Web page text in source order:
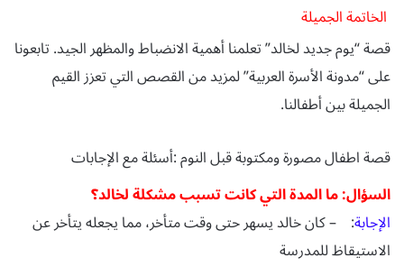
الخاتمة الجميلة
قصة “يوم جديد لخالد” تعلمنا أهمية الانضباط والمظهر الجيد. تابعونا
على “مدونة الأسرة العربية” لمزيد من القصص التي تعزز القيم
الجميلة بين أطفالنا.
قصة اطفال مصورة ومكتوبة قبل النوم :أسئلة مع الإجابات
السؤال: ما المدة التي كانت تسبب مشكلة لخالد؟
الإجابة: – كان خالد يسهر حتى وقت متأخر، مما يجعله يتأخر عن
الاستيقاظ للمدرسة